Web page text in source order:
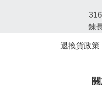
鍊
退換貨政策